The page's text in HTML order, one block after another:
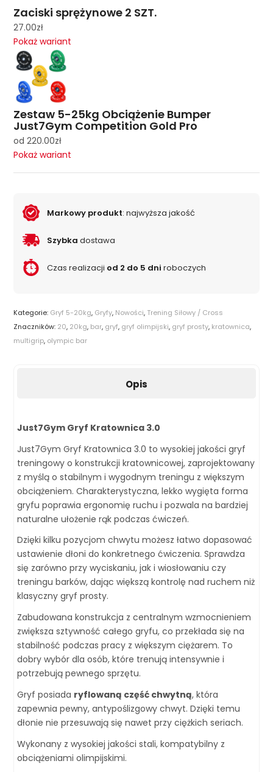
Zaciski sprężynowe 2 SZT.
27.00zł
Pokaż wariant
Zestaw 5-25kg Obciążenie Bumper
Just7Gym Competition Gold Pro
od220.00zł
Pokaż wariant
Markowy produkt: najwyższa jakość
Szybka dostawa
Czas realizacji od 2 do 5 dni roboczych
Kategorie: Gryf 5-20kg, Gryfy, Nowości, Trening Siłowy / Cross
Znaczników: 20, 20kg, bar, gryf, gryf olimpijski, gryf prosty, kratownica,
multigrip, olympic bar
Opis
Just7Gym Gryf Kratownica 3.0
Just7Gym Gryf Kratownica 3.0 to wysokiej jakości gryf
treningowy o konstrukcji kratownicowej, zaprojektowany
z myślą o stabilnym i wygodnym treningu z większym
obciążeniem. Charakterystyczna, lekko wygięta forma
gryfu poprawia ergonomię ruchu i pozwala na bardziej
naturalne ułożenie rąk podczas ćwiczeń.
Dzięki kilku pozycjom chwytu możesz łatwo dopasować
ustawienie dłoni do konkretnego ćwiczenia. Sprawdza
się zarówno przy wyciskaniu, jak i wiosłowaniu czy
treningu barków, dając większą kontrolę nad ruchem niż
klasyczny gryf prosty.
Zabudowana konstrukcja z centralnym wzmocnieniem
zwiększa sztywność całego gryfu, co przekłada się na
stabilność podczas pracy z większym ciężarem. To
dobry wybór dla osób, które trenują intensywnie i
potrzebują pewnego sprzętu.
Gryf posiada ryflowaną część chwytną, która
zapewnia pewny, antypoślizgowy chwyt. Dzięki temu
dłonie nie przesuwają się nawet przy ciężkich seriach.
Wykonany z wysokiej jakości stali, kompatybilny z
obciążeniami olimpijskimi.